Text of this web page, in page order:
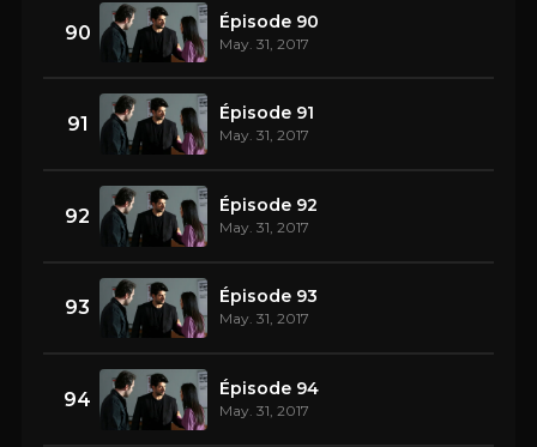
90 Épisode 90
May. 31, 2017
91 Épisode 91
May. 31, 2017
92 Épisode 92
May. 31, 2017
93 Épisode 93
May. 31, 2017
94 Épisode 94
May. 31, 2017